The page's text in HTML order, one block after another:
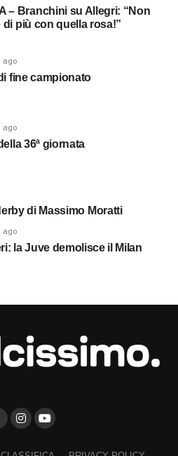
– Branchini su Allegri: “Non
di più con quella rosa!”
ago
fine campionato
ago
36ª giornata
di Massimo Moratti
ago
la Juve demolisce il Milan